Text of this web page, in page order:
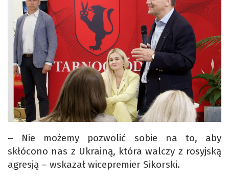
– Nie możemy pozwolić sobie na to, aby
skłócono nas z Ukrainą, która walczy z rosyjską
agresją – wskazał wicepremier Sikorski.